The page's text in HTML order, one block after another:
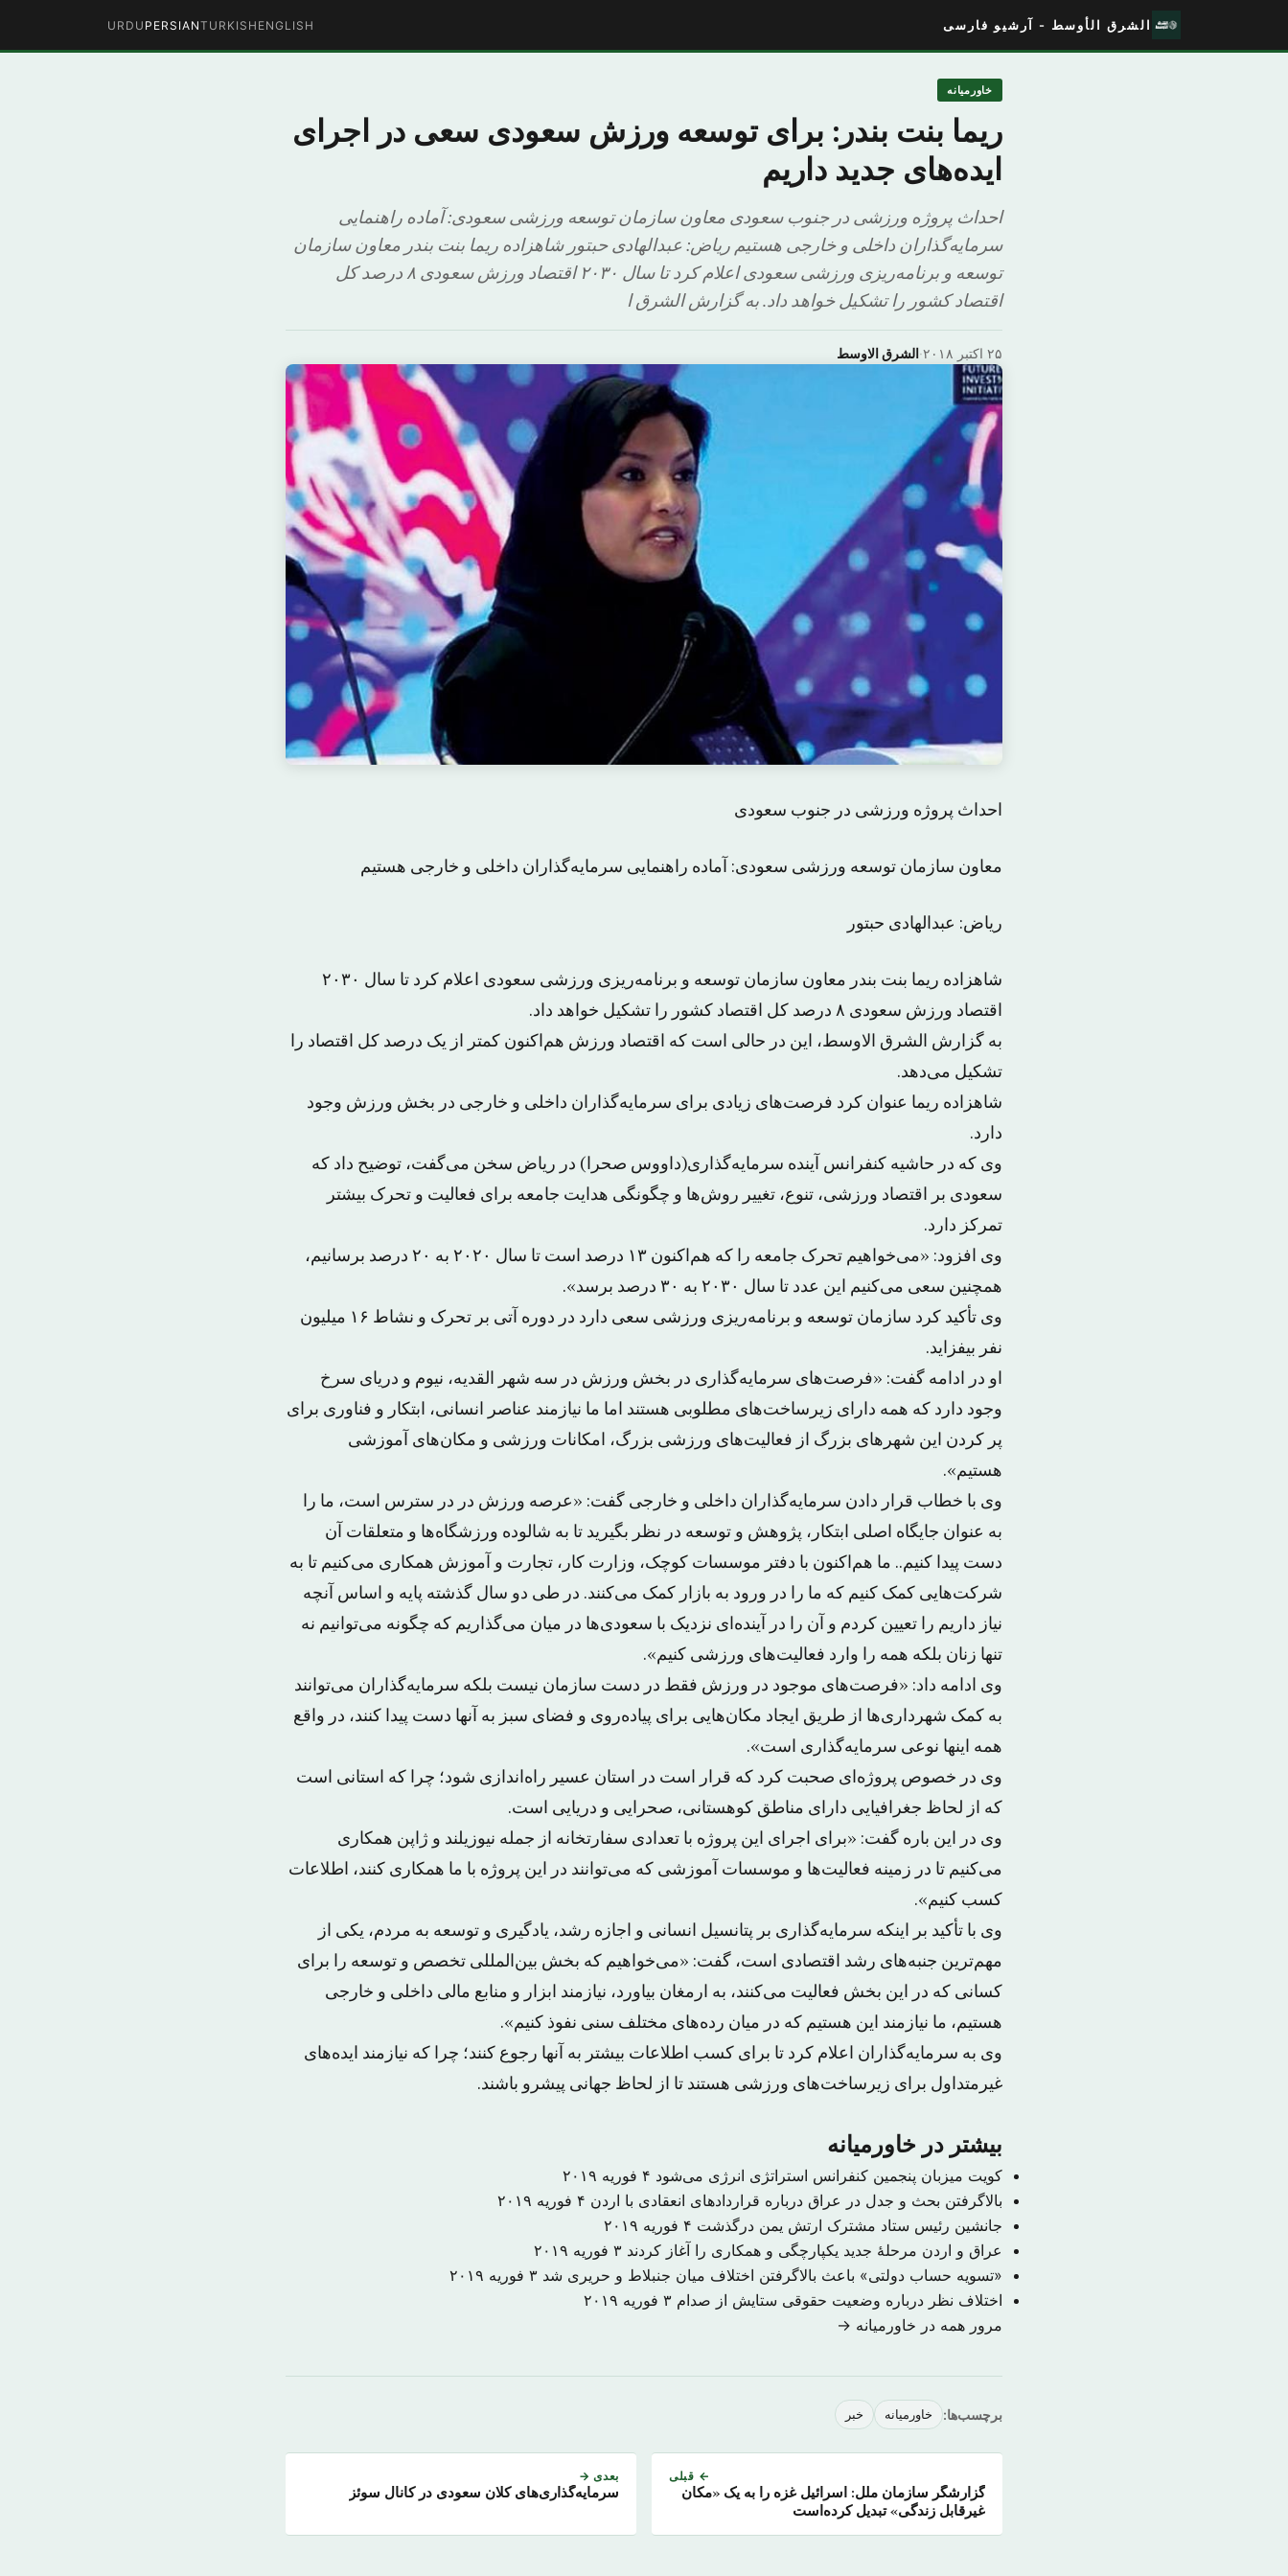
الشرق الأوسط - آرشیو فارسی ENGLISH
TURKISH
PERSIAN
URDU
خاورمیانه
ریما بنت بندر: برای توسعه ورزش سعودی سعی در اجرای
ایده‌های جدید داریم
احداث پروژه ورزشی در جنوب سعودی معاون سازمان توسعه ورزشی سعودی: آماده راهنمایی
سرمایه‌گذاران داخلی و خارجی هستیم ریاض: عبدالهادی حبتور شاهزاده ریما بنت بندر معاون سازمان
توسعه و برنامه‌ریزی ورزشی سعودی اعلام کرد تا سال ۲۰۳۰ اقتصاد ورزش سعودی ۸ درصد کل
اقتصاد کشور را تشکیل خواهد داد. به گزارش الشرق ا
الشرق الاوسط· ۲۵ اکتبر ۲۰۱۸
احداث پروژه ورزشی در جنوب سعودی
معاون سازمان توسعه ورزشی سعودی: آماده راهنمایی سرمایه‌گذاران داخلی و خارجی هستیم
ریاض: عبدالهادی حبتور
شاهزاده ریما بنت بندر معاون سازمان توسعه و برنامه‌ریزی ورزشی سعودی اعلام کرد تا سال ۲۰۳۰
اقتصاد ورزش سعودی ۸ درصد کل اقتصاد کشور را تشکیل خواهد داد.
به گزارش الشرق الاوسط، این در حالی است که اقتصاد ورزش هم‌اکنون کمتر از یک درصد کل اقتصاد را
تشکیل می‌دهد.
شاهزاده ریما عنوان کرد فرصت‌های زیادی برای سرمایه‌گذاران داخلی و خارجی در بخش ورزش وجود
دارد.
وی که در حاشیه کنفرانس آینده سرمایه‌گذاری(داووس صحرا) در ریاض سخن می‌گفت، توضیح داد که
سعودی بر اقتصاد ورزشی، تنوع، تغییر روش‌ها و چگونگی هدایت جامعه برای فعالیت و تحرک بیشتر
تمرکز دارد.
وی افزود: «می‌خواهیم تحرک جامعه را که هم‌اکنون ۱۳ درصد است تا سال ۲۰۲۰ به ۲۰ درصد برسانیم،
همچنین سعی می‌کنیم این عدد تا سال ۲۰۳۰ به ۳۰ درصد برسد».
وی تأکید کرد سازمان توسعه و برنامه‌ریزی ورزشی سعی دارد در دوره آتی بر تحرک و نشاط ۱۶ میلیون
نفر بیفزاید.
او در ادامه گفت: «فرصت‌های سرمایه‌گذاری در بخش ورزش در سه شهر القدیه، نیوم و دریای سرخ
وجود دارد که همه دارای زیرساخت‌های مطلوبی هستند اما ما نیازمند عناصر انسانی، ابتکار و فناوری برای
پر کردن این شهرهای بزرگ از فعالیت‌های ورزشی بزرگ، امکانات ورزشی و مکان‌های آموزشی
هستیم».
وی با خطاب قرار دادن سرمایه‌گذاران داخلی و خارجی گفت: «عرصه ورزش در در سترس است، ما را
به عنوان جایگاه اصلی ابتکار، پژوهش و توسعه در نظر بگیرید تا به شالوده ورزشگاه‌ها و متعلقات آن
دست پیدا کنیم.. ما هم‌اکنون با دفتر موسسات کوچک، وزارت کار، تجارت و آموزش همکاری می‌کنیم تا به
شرکت‌هایی کمک کنیم که ما را در ورود به بازار کمک می‌کنند. در طی دو سال گذشته پایه و اساس آنچه
نیاز داریم را تعیین کردم و آن را در آینده‌ای نزدیک با سعودی‌ها در میان می‌گذاریم که چگونه می‌توانیم نه
تنها زنان بلکه همه را وارد فعالیت‌های ورزشی کنیم».
وی ادامه داد: «فرصت‌های موجود در ورزش فقط در دست سازمان نیست بلکه سرمایه‌گذاران می‌توانند
به کمک شهرداری‌ها از طریق ایجاد مکان‌هایی برای پیاده‌روی و فضای سبز به آنها دست پیدا کنند، در واقع
همه اینها نوعی سرمایه‌گذاری است».
وی در خصوص پروژه‌ای صحبت کرد که قرار است در استان عسیر راه‌اندازی شود؛ چرا که استانی است
که از لحاظ جغرافیایی دارای مناطق کوهستانی، صحرایی و دریایی است.
وی در این باره گفت: «برای اجرای این پروژه با تعدادی سفارتخانه از جمله نیوزیلند و ژاپن همکاری
می‌کنیم تا در زمینه فعالیت‌ها و موسسات آموزشی که می‌توانند در این پروژه با ما همکاری کنند، اطلاعات
کسب کنیم».
وی با تأکید بر اینکه سرمایه‌گذاری بر پتانسیل انسانی و اجازه رشد، یادگیری و توسعه به مردم، یکی از
مهم‌ترین جنبه‌های رشد اقتصادی است، گفت: «می‌خواهیم که بخش بین‌المللی تخصص و توسعه را برای
کسانی که در این بخش فعالیت می‌کنند، به ارمغان بیاورد، نیازمند ابزار و منابع مالی داخلی و خارجی
هستیم، ما نیازمند این هستیم که در میان رده‌های مختلف سنی نفوذ کنیم».
وی به سرمایه‌گذاران اعلام کرد تا برای کسب اطلاعات بیشتر به آنها رجوع کنند؛ چرا که نیازمند ایده‌های
غیرمتداول برای زیرساخت‌های ورزشی هستند تا از لحاظ جهانی پیشرو باشند.
بیشتر در خاورمیانه
کویت میزبان پنجمین کنفرانس استراتژی انرژی می‌شود ۴ فوریه ۲۰۱۹
بالاگرفتن بحث و جدل در عراق درباره قراردادهای انعقادی با اردن ۴ فوریه ۲۰۱۹
جانشین رئیس ستاد مشترک ارتش یمن درگذشت ۴ فوریه ۲۰۱۹
عراق و اردن مرحلهٔ جدید یکپارچگی و همکاری را آغاز کردند ۳ فوریه ۲۰۱۹
«تسویه حساب دولتی» باعث بالاگرفتن اختلاف میان جنبلاط و حریری شد ۳ فوریه ۲۰۱۹
اختلاف نظر درباره وضعیت حقوقی ستایش از صدام ۳ فوریه ۲۰۱۹
مرور همه در خاورمیانه →
برچسب‌ها: خاورمیانه خبر
← قبلی
گزارشگر سازمان ملل: اسرائیل غزه را به یک «مکان
غیرقابل زندگی» تبدیل کرده‌است
بعدی →
سرمایه‌گذاری‌های کلان سعودی در کانال سوئز